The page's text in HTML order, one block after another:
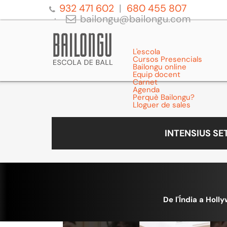
932 471 602
680 455 807
bailongu@bailongu.com
L'escola
Cursos Presencials
Bailongu online
Equip docent
Carnet
Agenda
Perquè Bailongu?
Lloguer de sales
INTENSIUS
De l'Índia a